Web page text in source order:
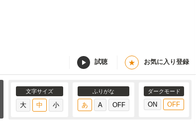
試聴 ★ お気に入り登録
文字サイズ ふりがな ダークモード